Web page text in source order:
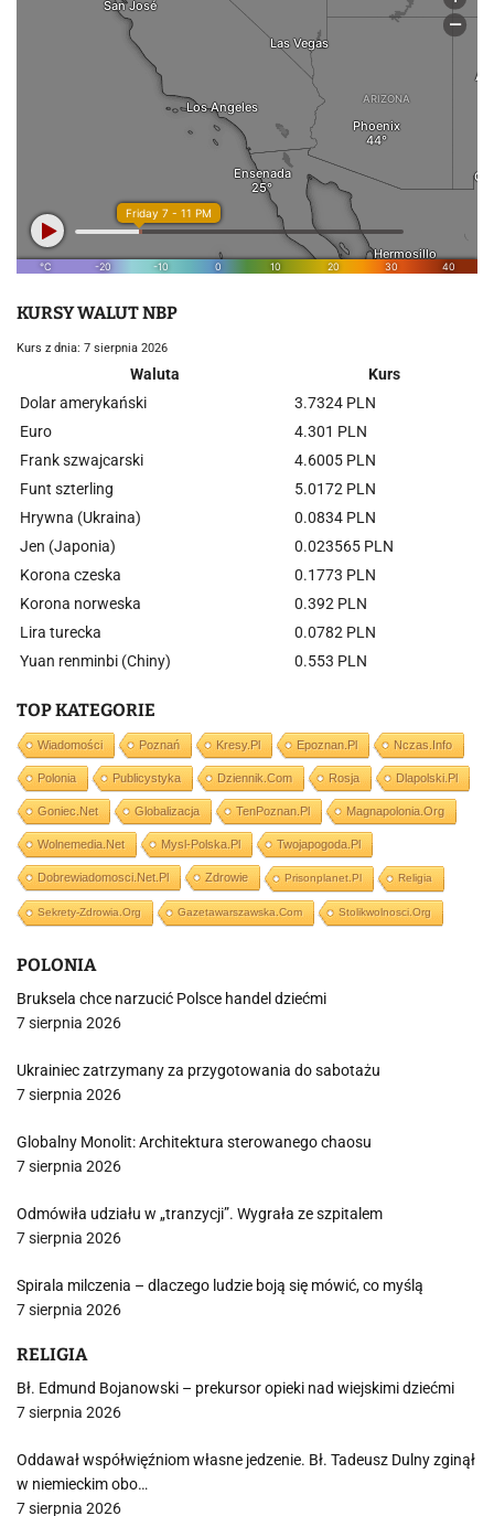
KURSY WALUT NBP
Kurs z dnia: 7 sierpnia 2026
Waluta
Kurs
Dolar amerykański
3.7324 PLN
Euro
4.301 PLN
Frank szwajcarski
4.6005 PLN
Funt szterling
5.0172 PLN
Hrywna (Ukraina)
0.0834 PLN
Jen (Japonia)
0.023565 PLN
Korona czeska
0.1773 PLN
Korona norweska
0.392 PLN
Lira turecka
0.0782 PLN
Yuan renminbi (Chiny)
0.553 PLN
TOP KATEGORIE
Wiadomości Poznań Kresy.pl Epoznan.pl Nczas.info
Polonia Publicystyka Dziennik.com Rosja Dlapolski.pl
Goniec.net Globalizacja TenPoznan.pl Magnapolonia.org
Wolnemedia.net Mysl-Polska.pl Twojapogoda.pl
Dobrewiadomosci.net.pl Zdrowie Prisonplanet.pl Religia
Sekrety-Zdrowia.org Gazetawarszawska.com Stolikwolnosci.org
POLONIA
Bruksela chce narzucić Polsce handel dziećmi
7 sierpnia 2026
Ukrainiec zatrzymany za przygotowania do sabotażu
7 sierpnia 2026
Globalny Monolit: Architektura sterowanego chaosu
7 sierpnia 2026
Odmówiła udziału w „tranzycji”. Wygrała ze szpitalem
7 sierpnia 2026
Spirala milczenia – dlaczego ludzie boją się mówić, co myślą
7 sierpnia 2026
RELIGIA
Bł. Edmund Bojanowski – prekursor opieki nad wiejskimi dziećmi
7 sierpnia 2026
Oddawał współwięźniom własne jedzenie. Bł. Tadeusz Dulny zginął
w niemieckim obo…
7 sierpnia 2026